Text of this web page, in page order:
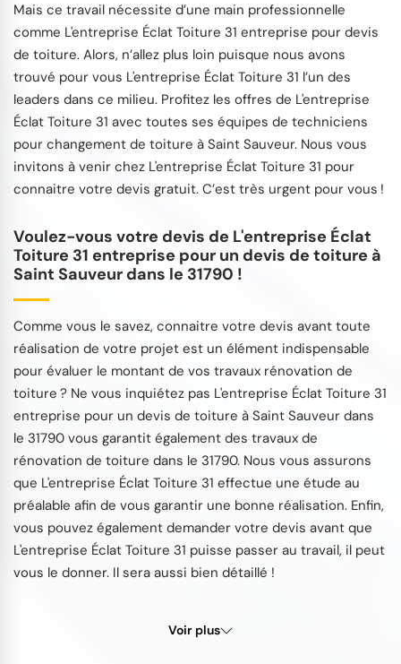
Mais ce travail nécessite d’une main professionnelle
comme L'entreprise Éclat Toiture 31 entreprise pour devis
de toiture. Alors, n’allez plus loin puisque nous avons
trouvé pour vous L'entreprise Éclat Toiture 31 l’un des
leaders dans ce milieu. Profitez les offres de L'entreprise
Éclat Toiture 31 avec toutes ses équipes de techniciens
pour changement de toiture à Saint Sauveur. Nous vous
invitons à venir chez L'entreprise Éclat Toiture 31 pour
connaitre votre devis gratuit. C’est très urgent pour vous !
Voulez-vous votre devis de L'entreprise Éclat
Toiture 31 entreprise pour un devis de toiture à
Saint Sauveur dans le 31790 !
Comme vous le savez, connaitre votre devis avant toute
réalisation de votre projet est un élément indispensable
pour évaluer le montant de vos travaux rénovation de
toiture ? Ne vous inquiétez pas L'entreprise Éclat Toiture 31
entreprise pour un devis de toiture à Saint Sauveur dans
le 31790 vous garantit également des travaux de
rénovation de toiture dans le 31790. Nous vous assurons
que L'entreprise Éclat Toiture 31 effectue une étude au
préalable afin de vous garantir une bonne réalisation. Enfin,
vous pouvez également demander votre devis avant que
L'entreprise Éclat Toiture 31 puisse passer au travail, il peut
vous le donner. Il sera aussi bien détaillé !
Voir plus